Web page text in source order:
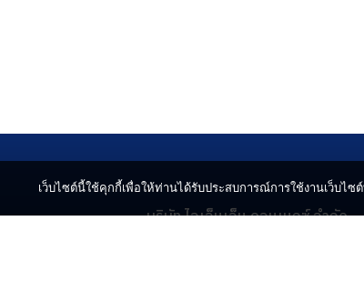
บริษัท ไอเอ็นเอ็น คอนเนกซ์ จำกัด
เว็บไซต์นี้ใช้คุกกี้เพื่อให้ท่านได้รับประสบการณ์การใช้งานเว็บไซ